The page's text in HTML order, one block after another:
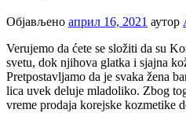
Објављено април 16, 2021 аутор
Verujemo da ćete se složiti da su
svetu, dok njihova glatka i sjajna
Pretpostavljamo da je svaka žena
lica uvek deluje mladoliko. Zbog
vreme prodaja korejske kozmetike